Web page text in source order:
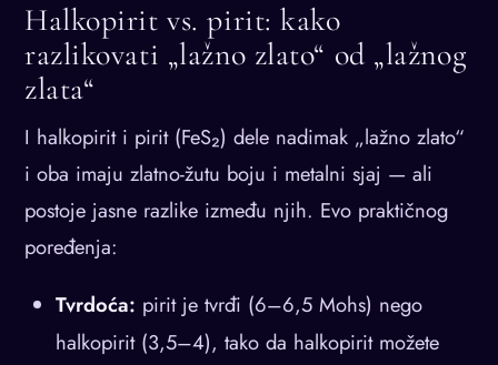
Halkopirit vs. pirit: kako
razlikovati „lažno zlato“ od „lažnog
zlata“
I halkopirit i pirit (FeS₂) dele nadimak „lažno zlato“
i oba imaju zlatno-žutu boju i metalni sjaj — ali
postoje jasne razlike između njih. Evo praktičnog
poređenja:
Tvrdoća: pirit je tvrđi (6–6,5 Mohs) nego
halkopirit (3,5–4), tako da halkopirit možete